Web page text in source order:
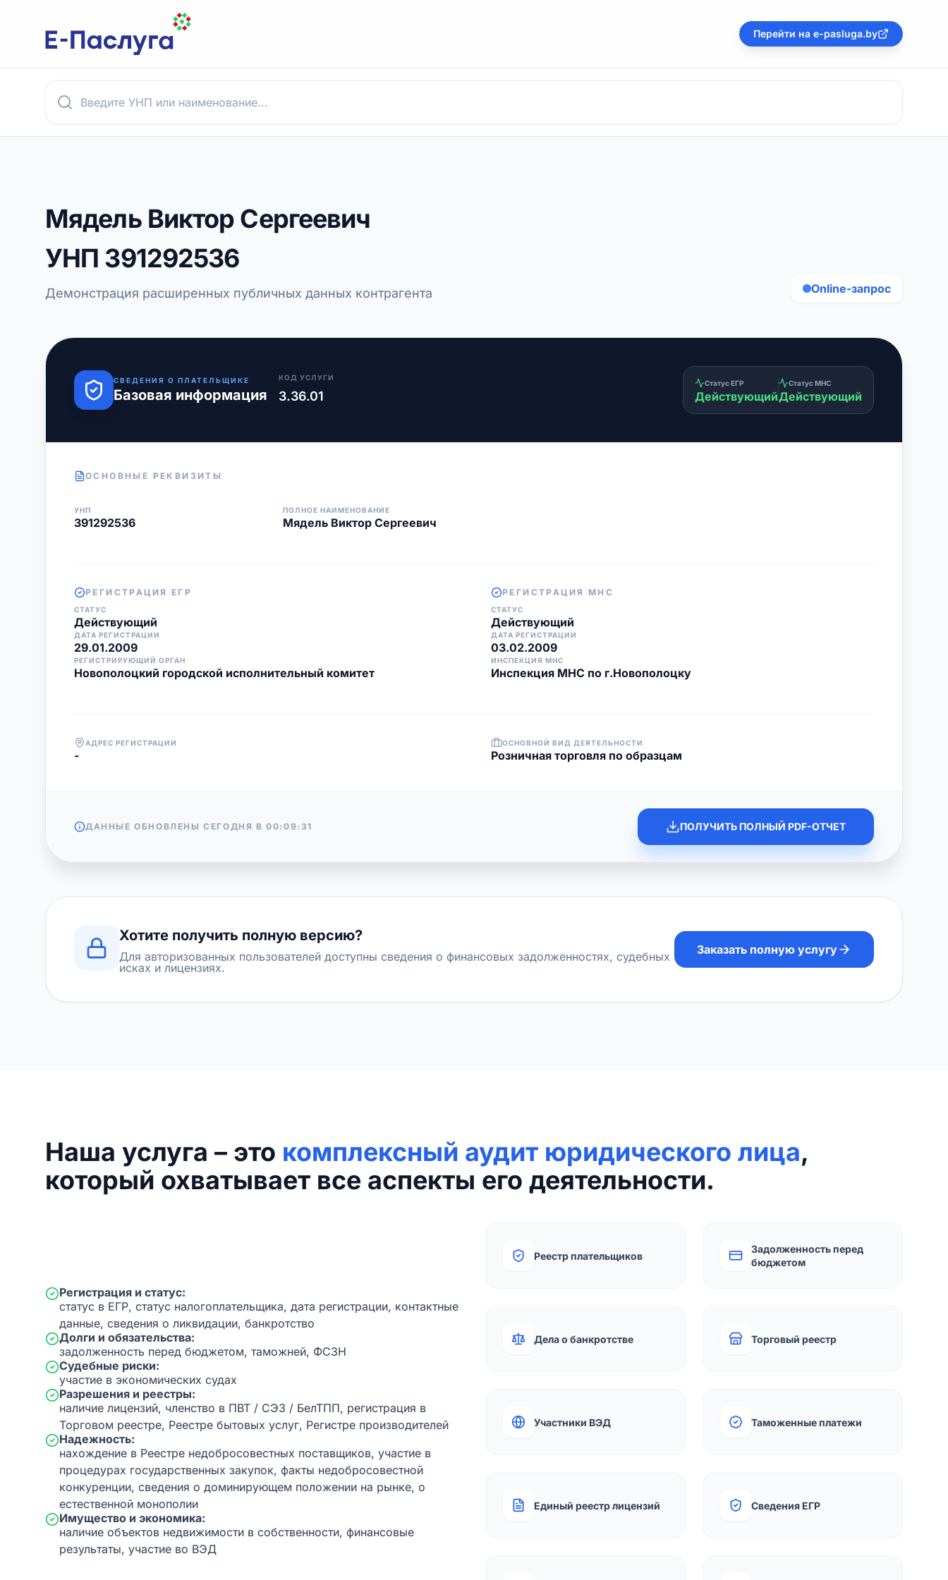
Перейти на e-pasluga.by
Мядель Виктор Сергеевич
УНП 391292536
Демонстрация расширенных публичных данных контрагента Online-запрос
СВЕДЕНИЯ О ПЛАТЕЛЬЩИКЕ
Базовая информация
КОД УСЛУГИ
3.36.01
Статус ЕГР
Действующий
Статус МНС
Действующий
ОСНОВНЫЕ РЕКВИЗИТЫ
УНП
391292536
ПОЛНОЕ НАИМЕНОВАНИЕ
Мядель Виктор Сергеевич
РЕГИСТРАЦИЯ ЕГР
СТАТУС
Действующий
ДАТА РЕГИСТРАЦИИ
29.01.2009
РЕГИСТРИРУЮЩИЙ ОРГАН
Новополоцкий городской исполнительный комитет
РЕГИСТРАЦИЯ МНС
СТАТУС
Действующий
ДАТА РЕГИСТРАЦИИ
03.02.2009
ИНСПЕКЦИЯ МНС
Инспекция МНС по г.Новополоцку
АДРЕС РЕГИСТРАЦИИ
-
ОСНОВНОЙ ВИД ДЕЯТЕЛЬНОСТИ
Розничная торговля по образцам
ДАННЫЕ ОБНОВЛЕНЫ СЕГОДНЯ В00:09:31 ПОЛУЧИТЬ ПОЛНЫЙ PDF-ОТЧЕТ
Хотите получить полную версию?
Для авторизованных пользователей доступны сведения о финансовых задолженностях, судебных
исках и лицензиях.
Заказать полную услугу
Наша услуга – это комплексный аудит юридического лица,
который охватывает все аспекты его деятельности.
Регистрация и статус:
статус в ЕГР, статус налогоплательщика, дата регистрации, контактные
данные, сведения о ликвидации, банкротство
Долги и обязательства:
задолженность перед бюджетом, таможней, ФСЗН
Судебные риски:
участие в экономических судах
Разрешения и реестры:
наличие лицензий, членство в ПВТ / СЭЗ / БелТПП, регистрация в
Торговом реестре, Реестре бытовых услуг, Регистре производителей
Надежность:
нахождение в Реестре недобросовестных поставщиков, участие в
процедурах государственных закупок, факты недобросовестной
конкуренции, сведения о доминирующем положении на рынке, о
естественной монополии
Имущество и экономика:
наличие объектов недвижимости в собственности, финансовые
результаты, участие во ВЭД
Реестр плательщиков
Задолженность перед
бюджетом
Дела о банкротстве Торговый реестр
Участники ВЭД Таможенные платежи
Единый реестр лицензий Сведения ЕГР